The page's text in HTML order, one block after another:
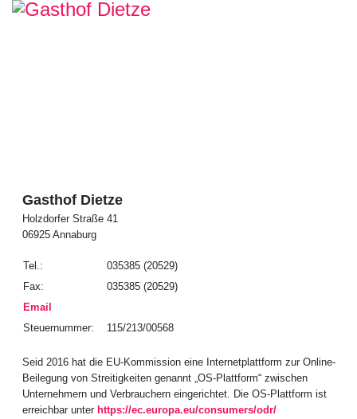
Gasthof Dietze
Holzdorfer Straße 41
06925 Annaburg
Tel.:
035385 (20529)
Fax:
035385 (20529)
Email
Steuernummer:
115/213/00568
Seid 2016 hat die EU-Kommission eine Internetplattform zur Online-
Beilegung von Streitigkeiten genannt „OS-Plattform“ zwischen
Unternehmern und Verbrauchern eingerichtet. Die OS-Plattform ist
erreichbar unter https://ec.europa.eu/consumers/odr/